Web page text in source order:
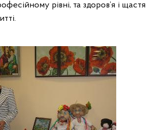
рівні, та здоров’я і щастя